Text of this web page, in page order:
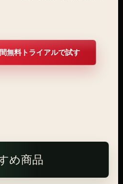
無料トライアルで試す
め商品